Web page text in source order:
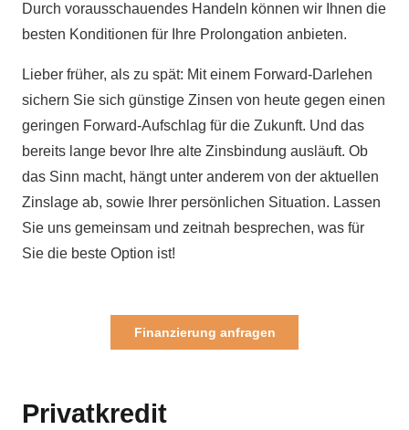
Durch vorausschauendes Handeln können wir Ihnen die
besten Konditionen für Ihre Prolongation anbieten.
Lieber früher, als zu spät: Mit einem Forward-Darlehen
sichern Sie sich günstige Zinsen von heute gegen einen
geringen Forward-Aufschlag für die Zukunft. Und das
bereits lange bevor Ihre alte Zinsbindung ausläuft. Ob
das Sinn macht, hängt unter anderem von der aktuellen
Zinslage ab, sowie Ihrer persönlichen Situation. Lassen
Sie uns gemeinsam und zeitnah besprechen, was für
Sie die beste Option ist!
Finanzierung anfragen
Privatkredit